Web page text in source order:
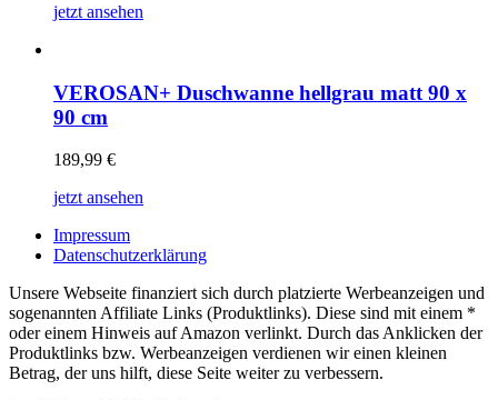
jetzt ansehen
VEROSAN+ Duschwanne hellgrau matt 90 x
90 cm
189,99 €
jetzt ansehen
Impressum
Datenschutzerklärung
Unsere Webseite finanziert sich durch platzierte Werbeanzeigen und
sogenannten Affiliate Links (Produktlinks). Diese sind mit einem *
oder einem Hinweis auf Amazon verlinkt. Durch das Anklicken der
Produktlinks bzw. Werbeanzeigen verdienen wir einen kleinen
Betrag, der uns hilft, diese Seite weiter zu verbessern.